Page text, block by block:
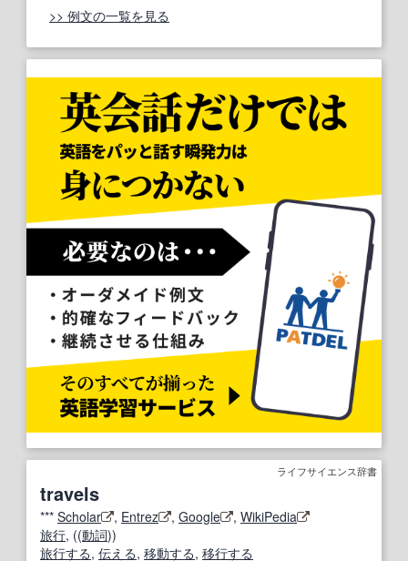
>> 例文の一覧を見る
ライフサイエンス辞書
travels
*** Scholar , Entrez , Google , WikiPedia
旅行, ((動詞))
旅行する, 伝える, 移動する, 移行する